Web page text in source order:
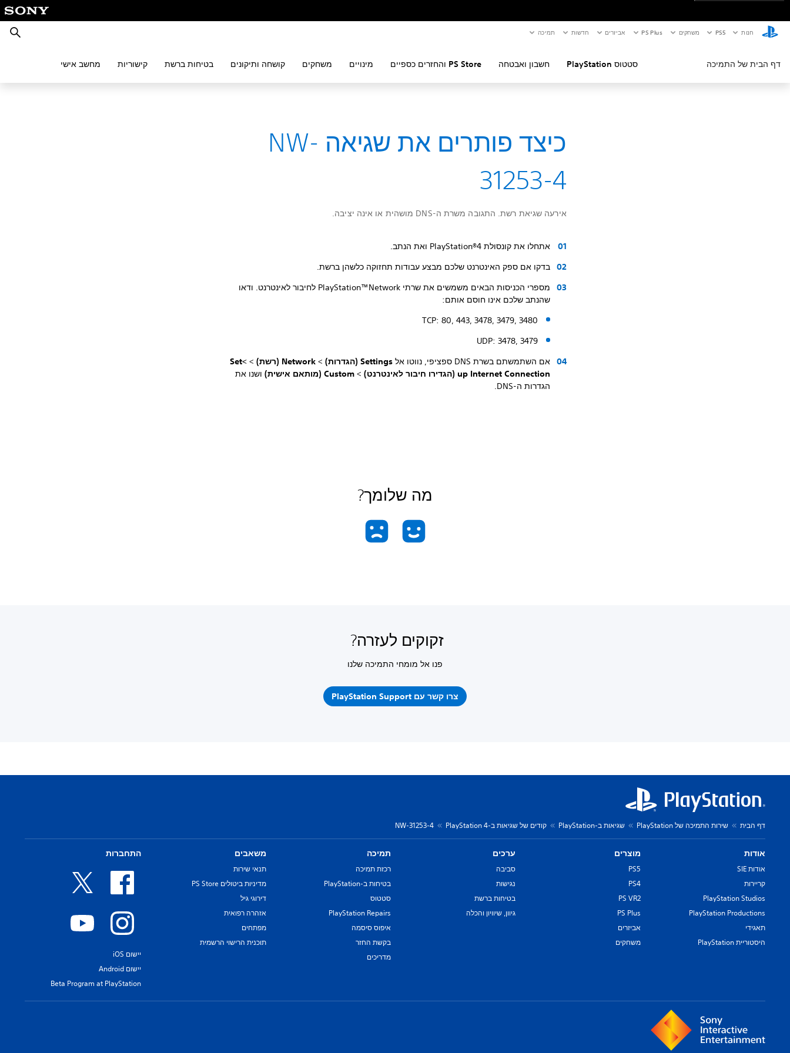
חנות PS5‏ משחקים PS Plus אביזרים חדשות תמיכה
חיפוש
דף הבית של התמיכה סטטוס PlayStation חשבון ואבטחה PS Store והחזרים כספיים מינויים משחקים קושחה ותיקונים בטיחות ברשת קישוריות מחשב אישי
כיצד פותרים את שגיאה NW-
31253-4
אירעה שגיאת רשת. התגובה משרת ה-DNS מושהית או אינה יציבה.
אתחלו את קונסולת PlayStation®4‏ ואת הנתב.
בדקו אם ספק האינטרנט שלכם מבצע עבודות תחזוקה כלשהן ברשת.
מספרי הכניסות הבאים משמשים את שרתי PlayStation™Network לחיבור לאינטרנט. ודאו
שהנתב שלכם אינו חוסם אותם:
TCP: 80, 443, 3478, 3479, 3480
UDP: 3478, 3479
אם השתמשתם בשרת DNS ספציפי, נווטו אל
Settings (הגדרות) >Network (רשת) >
>Set
up Internet Connection (הגדירו חיבור לאינטרנט)
>Custom (מותאם אישית)
ושנו את
הגדרות ה-DNS.
מה שלומך?
זקוקים לעזרה?
פנו אל מומחי התמיכה שלנו
צרו קשר עם PlayStation Support
דף הבית שירות התמיכה של PlayStation שגיאות ב-PlayStation קודים של שגיאות ב-PlayStation 4 NW-31253-4
אודות
אודות SIE
קריירות
PlayStation Studios
PlayStation Productions
תאגידי
היסטוריית PlayStation
מוצרים
PS5
PS4
PS VR2
PS Plus
אביזרים
משחקים
ערכים
סביבה
נגישות
בטיחות ברשת
גיוון, שיוויון והכלה
תמיכה
רכזת תמיכה
בטיחות ב-PlayStation
סטטוס
PlayStation Repairs
איפוס סיסמה
בקשת החזר
מדריכים
משאבים
תנאי שירות
מדיניות ביטולים PS Store
דירוגי גיל
אזהרה רפואית
מפתחים
תוכנית הרישוי הרשמית
התחברות
יישום iOS
יישום Android
Beta Program at PlayStation